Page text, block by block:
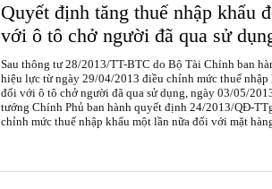
Quyết định tăng thuế nhập khẩu
với ô tô chở người đã qua sử
Sau thông tư 28/2013/TT-BTC do Bộ Tài Chính ban
hiệu lực từ ngày 29/04/2013 điều chỉnh mức thuế nhập
đối với ô tô chở người đã qua sử dụng, ngày 03/05/
tướng Chính Phủ ban hành quyết định 24/2013/QĐ-
chỉnh mức thuế nhập khẩu một lần nữa đối với mặt